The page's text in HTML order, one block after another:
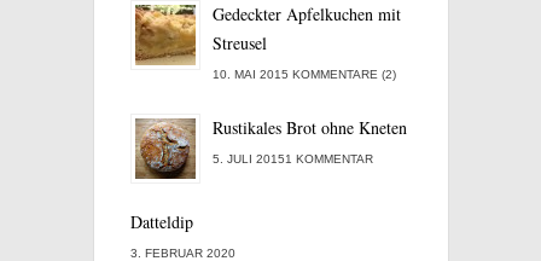
Gedeckter Apfelkuchen mit
Streusel
10. MAI 2015 KOMMENTARE (2)
Rustikales Brot ohne Kneten
5. JULI 20151 KOMMENTAR
Datteldip
3. FEBRUAR 2020